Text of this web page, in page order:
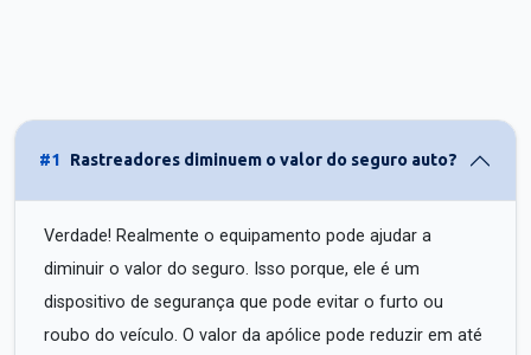
#1 Rastreadores diminuem o valor do seguro auto?
Verdade! Realmente o equipamento pode ajudar a
diminuir o valor do seguro. Isso porque, ele é um
dispositivo de segurança que pode evitar o furto ou
roubo do veículo. O valor da apólice pode reduzir em até